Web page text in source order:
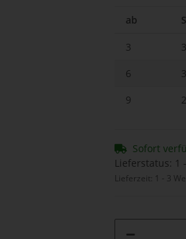
ab
3
6
9
Sofort
Lieferstatus: 1
Lieferzeit: 1 - 3